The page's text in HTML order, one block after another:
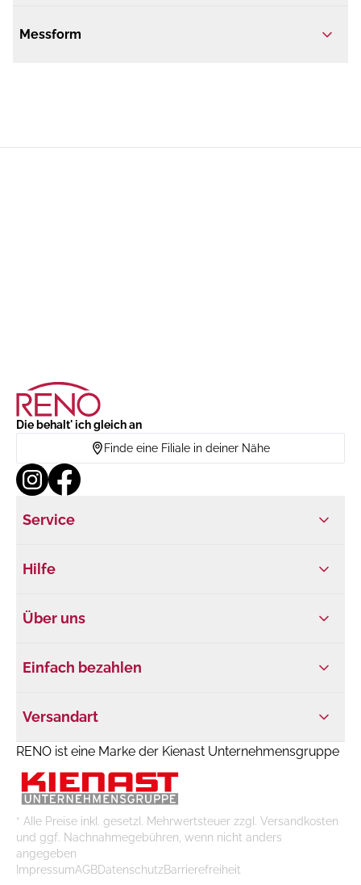
Messform
Die behalt' ich gleich an
Finde eine Filiale in deiner Nähe
Service
Hilfe
Über uns
Einfach bezahlen
Versandart
RENO ist eine Marke der Kienast Unternehmensgruppe
* Alle Preise inkl. gesetzl. Mehrwertsteuer zzgl. Versandkosten
und ggf. Nachnahmegebühren, wenn nicht anders
angegeben
ImpressumAGBDatenschutzBarrierefreiheit